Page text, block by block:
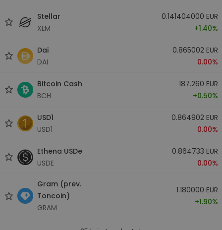
Stellar
XLM
0.141404000 EUR
+1.40%
Dai
DAI
0.865002 EUR
0.00%
Bitcoin Cash
BCH
187.260 EUR
+0.50%
USD1
USD1
0.864902 EUR
0.00%
Ethena USDe
USDE
0.864733 EUR
0.00%
Gram (prev.
Toncoin)
GRAM
1.180000 EUR
+1.90%